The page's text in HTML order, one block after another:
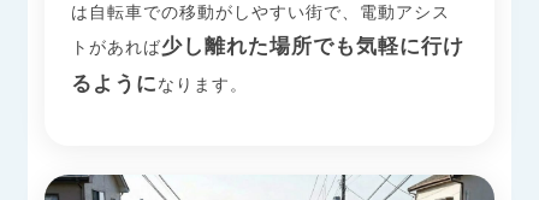
は自転車での移動がしやすい街で、電動アシス
トがあれば少し離れた場所でも気軽に行け
るようになります。